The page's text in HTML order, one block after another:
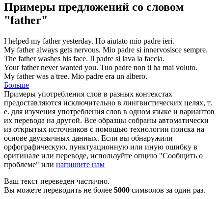
Примеры предложений со словом
"father"
I helped my fatheryesterday. Ho aiutato mio padre ieri.
My fatheralways gets nervous. Mio padre si innervosisce sempre.
The fatherwashes his face. Il padre si lava la faccia.
Yourfathernever wanted you. Tuo padre non ti ha mai voluto.
My fatherwas a tree. Mio padre era un albero.
Больше
Примеры употребления слов в разных контекстах
предоставляются исключительно в лингвистических целях, т.
е. для изучения употребления слов в одном языке и вариантов
их перевода на другой. Все образцы собраны автоматически
из открытых источников с помощью технологии поиска на
основе двуязычных данных. Если вы обнаружили
орфографическую, пунктуационную или иную ошибку в
оригинале или переводе, используйте опцию "Сообщить о
проблеме" или напишите нам
Ваш текст переведен частично.
Вы можете переводить не более 5000 символов за один раз.